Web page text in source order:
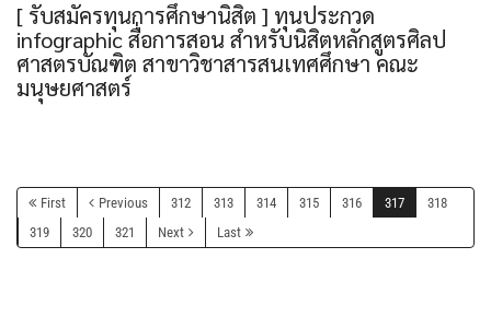
[ รับสมัครทุนการศึกษานิสิต ] ทุนประกวด
infographic สื่อการสอน สำหรับนิสิตหลักสูตรศิลป
ศาสตรบัณฑิต สาขาวิชาสารสนเทศศึกษา คณะ
มนุษยศาสตร์
First Previous 312 313 314 315 316 317
318
319
320 321 Next Last